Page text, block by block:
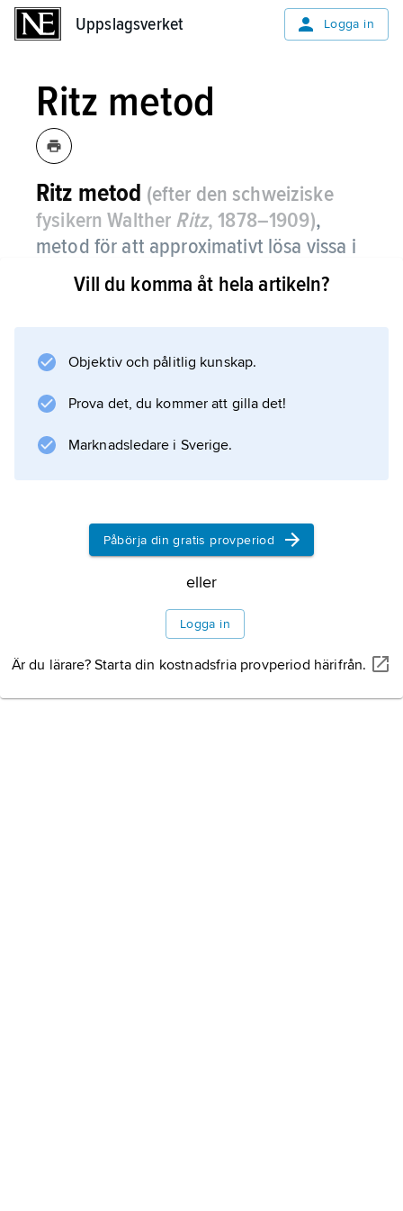
Uppslagsverket Logga in
Ritz metod
Ritz metod (efter den schweiziske
fysikern Walther Ritz, 1878–1909),
metod för att approximativt lösa vissa i
fysiken förekommande
randvärdesproblem (t.ex. plattböjning).
lösningen
med
Vill du komma åt hela artikeln?
Objektiv och pålitlig kunskap.
Prova det, du kommer att gilla det!
Marknadsledare i Sverige.
Påbörja din gratis provperiod
eller
Logga in
Är du lärare? Starta din kostnadsfria provperiod härifrån.